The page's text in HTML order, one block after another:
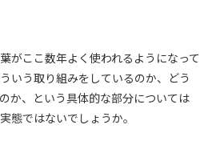
がここ数年よく使われるようになって
いう取り組みをしているのか、どう
か、という具体的な部分については
態ではないでしょうか。